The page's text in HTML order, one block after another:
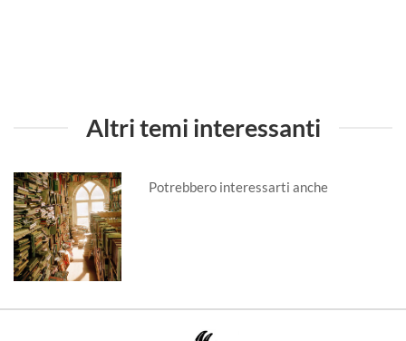
Altri temi interessanti
Potrebbero interessarti anche